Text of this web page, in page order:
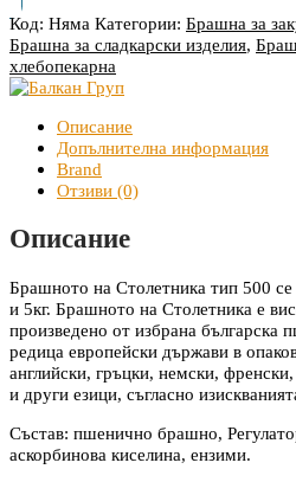
Код: Няма Категории: Брашна за
Брашна за сладкарски изделия,
хлебопекарна
Описание
Допълнителна информация
Brand
Отзиви (0)
Описание
Брашното на Столетника тип 500 се
и 5кг. Брашното на Столетника е
произведено от избрана българска
редица европейски държави в
английски, гръцки, немски,
и други езици, съгласно
Състав: пшенично брашно,
аскорбинова киселина, ензими.